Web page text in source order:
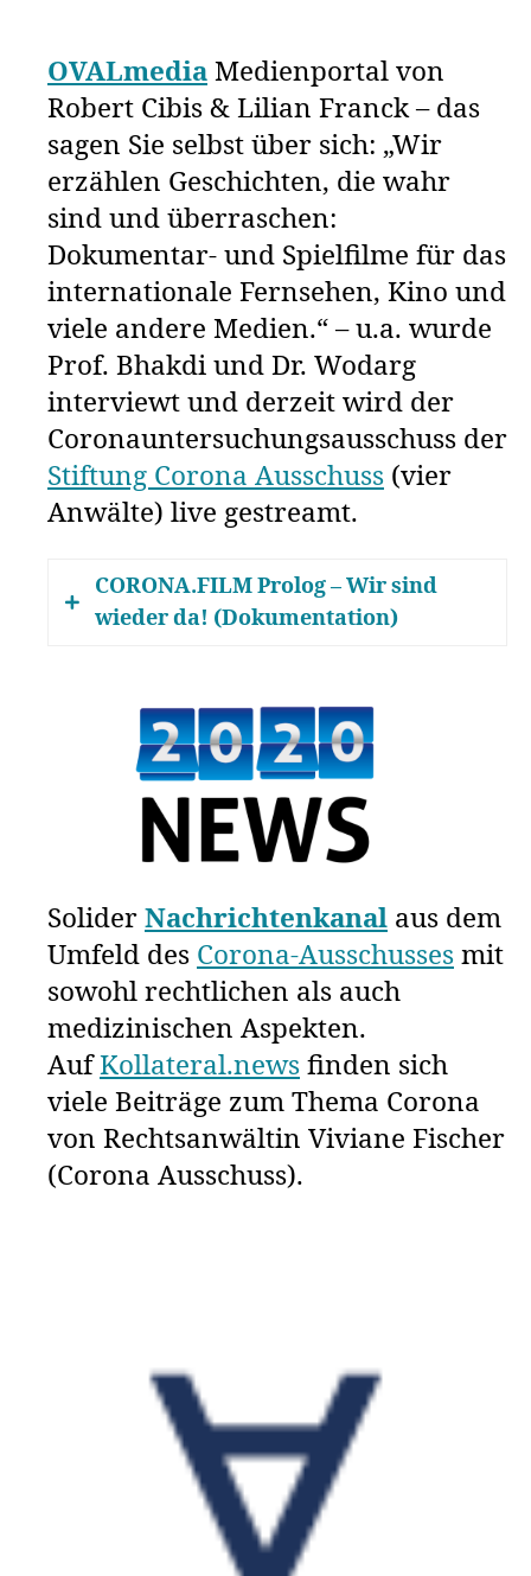
OVALmedia Medienportal von
Robert Cibis & Lilian Franck – das
sagen Sie selbst über sich: „Wir
erzählen Geschichten, die wahr
sind und überraschen:
Dokumentar- und Spielfilme für das
internationale Fernsehen, Kino und
viele andere Medien.“ – u.a. wurde
Prof. Bhakdi und Dr. Wodarg
interviewt und derzeit wird der
Coronauntersuchungsausschuss der
Stiftung Corona Ausschuss (vier
Anwälte) live gestreamt.
CORONA.FILM Prolog – Wir sind
wieder da! (Dokumentation)
Dokumentation:
„Alles ist anders als es schien. Nichts
hätte so kommen müssen. Nicht in
Oberitalien, wo schreckliche
Fehlentscheidungen und politische
Show-Effekte ein globales Trauma
auslösten. Und auch nicht in der
offiziellen Darstellung der Pandemie
in den Medien, wo eine einzige
Wahrheit durchgedrückt wurde, um
das herrschende Narrativ nur ja nicht
durch Zwischentöne und
Relativierungen zu stören.
Corona.Film stört. Und er stört gut.“
Solider Nachrichtenkanal aus dem
Umfeld des Corona-Ausschusses mit
sowohl rechtlichen als auch
medizinischen Aspekten.
AufKollateral.news finden sich
viele Beiträge zum Thema Corona
von Rechtsanwältin Viviane Fischer
(Corona Ausschuss).